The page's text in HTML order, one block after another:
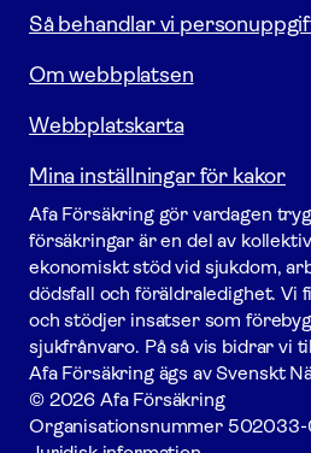
Så behandlar vi
Om webbplatsen
Webbplatskarta
Mina inställningar för kakor
Afa För­säkring gör vardagen
försäk­ringar är en del av
ekonomiskt stöd vid sjukdom,
dödsfall och föräldraledighet. Vi
och stödjer insatser som
sjukfrånvaro. På så vis bidrar vi
Afa För­säkring ägs av Svenskt
© 2026 Afa Försäkring
Organisationsnummer 502033-